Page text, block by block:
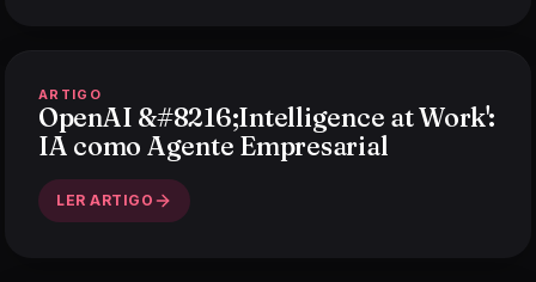
ARTIGO
OpenAI &#8216;Intelligence at Work':
IA como Agente Empresarial
LER ARTIGO